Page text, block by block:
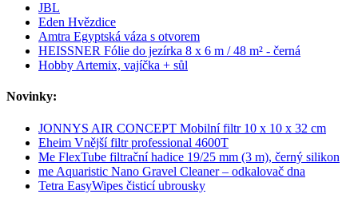
JBL
Eden Hvězdice
Amtra Egyptská váza s otvorem
HEISSNER Fólie do jezírka 8 x 6 m / 48 m² - černá
Hobby Artemix, vajíčka + sůl
Novinky:
JONNYS AIR CONCEPT Mobilní filtr 10 x 10 x 32 cm
Eheim Vnější filtr professional 4600T
Me FlexTube filtrační hadice 19/25 mm (3 m), černý silikon
me Aquaristic Nano Gravel Cleaner – odkalovač dna
Tetra EasyWipes čisticí ubrousky